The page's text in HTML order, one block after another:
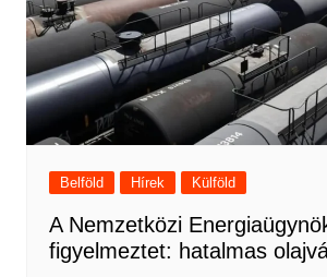
Belföld Hírek Külföld
A Nemzetközi
figyelmeztet: hatalmas